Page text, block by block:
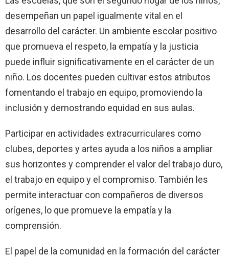
desempeñan un papel igualmente vital en el
desarrollo del carácter. Un ambiente escolar positivo
que promueva el respeto, la empatía y la justicia
puede influir significativamente en el carácter de un
niño. Los docentes pueden cultivar estos atributos
fomentando el trabajo en equipo, promoviendo la
inclusión y demostrando equidad en sus aulas.
Participar en actividades extracurriculares como
clubes, deportes y artes ayuda a los niños a ampliar
sus horizontes y comprender el valor del trabajo duro,
el trabajo en equipo y el compromiso. También les
permite interactuar con compañeros de diversos
orígenes, lo que promueve la empatía y la
comprensión.
El papel de la comunidad en la formación del carácter